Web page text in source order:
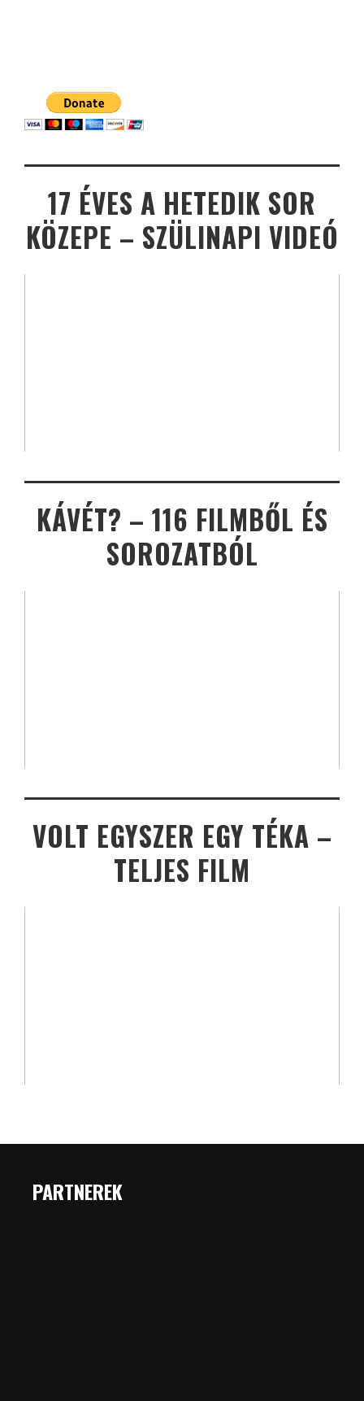
17 ÉVES A HETEDIK SOR
KÖZEPE – SZÜLINAPI VIDEÓ
KÁVÉT? – 116 FILMBŐL ÉS
SOROZATBÓL
VOLT EGYSZER EGY TÉKA –
TELJES FILM
PARTNEREK